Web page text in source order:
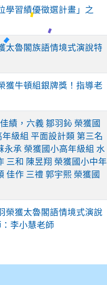
學習績優徵選計畫」之
太魯閣族語情境式演說特
獲牛頓組銀牌獎！指導老
績，六義 鄒羽鈊 榮獲國
級組 平面設計類 第三名
永承 榮獲國小高年級組 水
三和 陳昱翔 榮獲國小中年
佳作 三禮 郭宇熙 榮獲國
榮獲太魯閣語情境式演說
李小慧老師